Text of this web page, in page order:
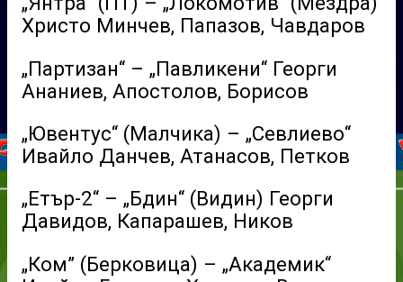
Христо Минчев, Папазов, Чавдаров
„Партизан“ – „Павликени“ Георги
Ананиев, Апостолов, Борисов
„Ювентус“ (Малчика) – „Севлиево“
Ивайло Данчев, Атанасов, Петков
„Етър-2“ – „Бдин“ (Видин) Георги
Давидов, Капарашев, Ников
„Ком” (Берковица) – „Академик“